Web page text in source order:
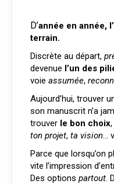
D’année en année, l’autoédition gagne du
terrain.
Discrète au départ,
devenue l’un des
voieassumée,
Aujourd’hui, trouver
son manuscrit n’a
trouver le bon choix
ton projet,ta vision
Parce que lorsqu’on
vite l’impression
Des optionspartout .